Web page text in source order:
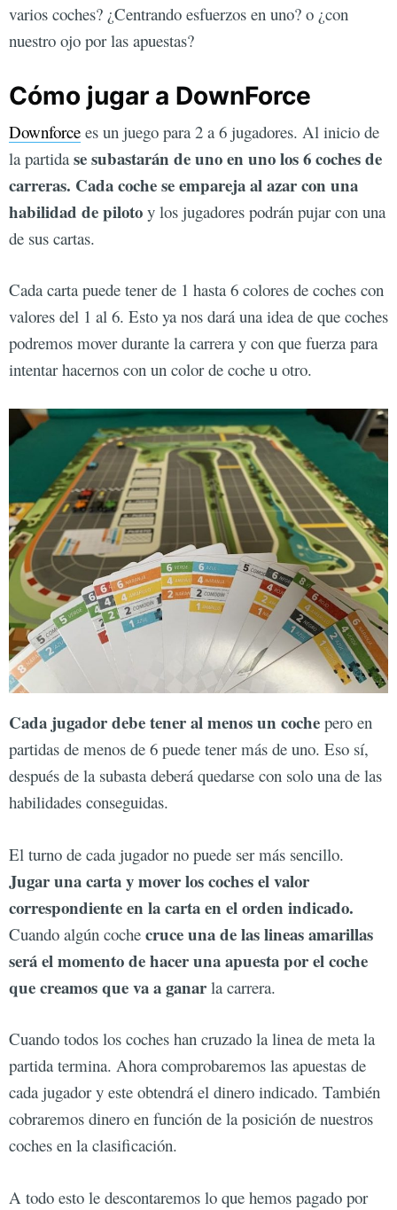
varios coches? ¿Centrando esfuerzos en uno? o ¿con
nuestro ojo por las apuestas?
Cómo jugar a DownForce
Downforce es un juego para 2 a 6 jugadores. Al inicio de
la partidase subastarán de uno en uno los 6 coches de
carreras. Cada coche se empareja al azar con una
habilidad de piloto y los jugadores podrán pujar con una
de sus cartas.
Cada carta puede tener de 1 hasta 6 colores de coches con
valores del 1 al 6. Esto ya nos dará una idea de que coches
podremos mover durante la carrera y con que fuerza para
intentar hacernos con un color de coche u otro.
Cada jugador debe tener al menos un coche pero en
partidas de menos de 6 puede tener más de uno. Eso sí,
después de la subasta deberá quedarse con solo una de las
habilidades conseguidas.
El turno de cada jugador no puede ser más sencillo.
Jugar una carta y mover los coches el valor
correspondiente en la carta en el orden indicado.
Cuando algún coche cruce una de las lineas amarillas
será el momento de hacer una apuesta por el coche
que creamos que va a ganar la carrera.
Cuando todos los coches han cruzado la linea de meta la
partida termina. Ahora comprobaremos las apuestas de
cada jugador y este obtendrá el dinero indicado. También
cobraremos dinero en función de la posición de nuestros
coches en la clasificación.
A todo esto le descontaremos lo que hemos pagado por